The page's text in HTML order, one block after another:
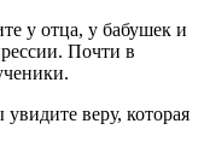
у отца, у бабушек и
Почти в
веру, которая